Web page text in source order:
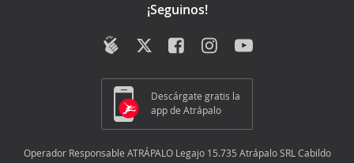
¡Seguinos!
Descárgate gratis la
app de Atrápalo
Operador Responsable ATRÁPALO Legajo 15.735 Atrápalo SRL Cabildo